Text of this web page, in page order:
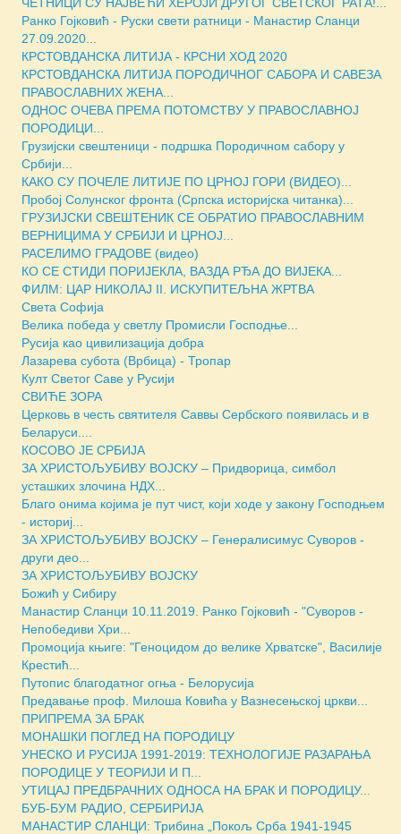
Ранко Гојковић - Руски свети ратници - Манастир Сланци
27.09.2020...
КРСТОВДАНСКА ЛИТИЈА - КРСНИ ХОД 2020
КРСТОВДАНСКА ЛИТИЈА ПОРОДИЧНОГ САБОРА И САВЕЗА
ПРАВОСЛАВНИХ ЖЕНА...
ОДНОС ОЧЕВА ПРЕМА ПОТОМСТВУ У ПРАВОСЛАВНОЈ
ПОРОДИЦИ...
Грузијски свештеници - подршка Породичном сабору у
Србији...
КАКО СУ ПОЧЕЛЕ ЛИТИЈЕ ПО ЦРНОЈ ГОРИ (ВИДЕО)...
Пробој Солунског фронта (Српска историјска читанка)...
ГРУЗИЈСКИ СВЕШТЕНИК СЕ ОБРАТИО ПРАВОСЛАВНИМ
ВЕРНИЦИМА У СРБИЈИ И ЦРНОЈ...
РАСЕЛИМО ГРАДОВЕ (видео)
КО СЕ СТИДИ ПОРИЈЕКЛА, ВАЗДА РЂА ДО ВИЈЕКА...
ФИЛМ: ЦАР НИКОЛАЈ II. ИСКУПИТЕЉНА ЖРТВА
Света Софиja
Велика победа у светлу Промисли Господње...
Русија као цивилизација добра
Лазарева субота (Врбица) - Тропар
Култ Светог Саве у Русији
СВИЋЕ ЗОРА
Церковь в честь святителя Саввы Сербского появилась и в
Беларуси....
КОСОВО ЈЕ СРБИЈА
ЗА ХРИСТОЉУБИВУ ВОЈСКУ – Придворица, симбол
усташких злочина НДХ...
Благо онима којима је пут чист, који ходе у закону Господњем
- историј...
ЗА ХРИСТОЉУБИВУ ВОЈСКУ – Генералисимус Суворов -
други део...
ЗА ХРИСТОЉУБИВУ ВОЈСКУ
Божић у Сибиру
Манастир Сланци 10.11.2019. Ранко Гојковић - "Суворов -
Непобедиви Хри...
Промоција књиге: "Геноцидом до велике Хрватске", Василије
Крестић...
Путопис благодатног огња - Белорусија
Предавање проф. Милоша Ковића у Вазнесењској цркви...
ПРИПРЕМА ЗА БРАК
МОНАШКИ ПОГЛЕД НА ПОРОДИЦУ
УНЕСКО И РУСИЈА 1991-2019: ТЕХНОЛОГИЈЕ РАЗАРАЊА
ПОРОДИЦЕ У ТЕОРИЈИ И П...
УТИЦАЈ ПРЕДБРАЧНИХ ОДНОСА НА БРАК И ПОРОДИЦУ...
БУБ-БУМ РАДИО, СЕРБИРИЈА
МАНАСТИР СЛАНЦИ: Трибина „Покољ Срба 1941-1945